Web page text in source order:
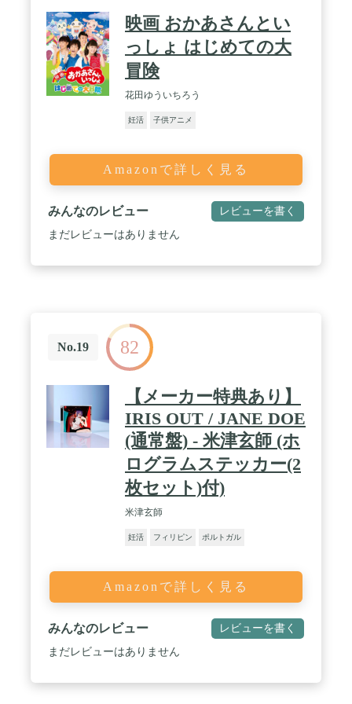
映画 おかあさんとい
っしょ はじめての大
冒険
花田ゆういちろう
妊活 子供アニメ
Amazonで詳しく見る
みんなのレビュー レビューを書く
まだレビューはありません
No.19 82
【メーカー特典あり】
IRIS OUT / JANE DOE
(通常盤) - 米津玄師 (ホ
ログラムステッカー(2
枚セット)付)
米津玄師
妊活 フィリピン ポルトガル
Amazonで詳しく見る
みんなのレビュー レビューを書く
まだレビューはありません